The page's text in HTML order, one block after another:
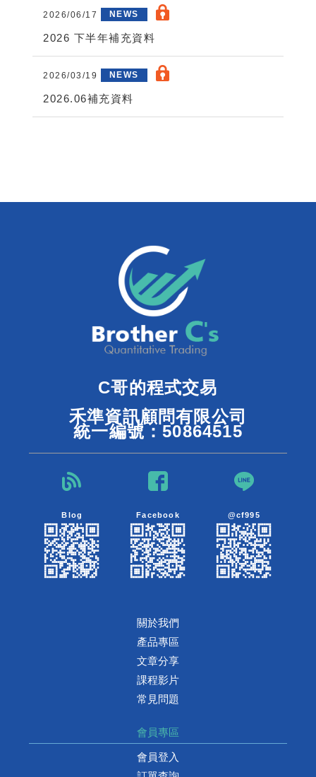
2026/06/17 NEWS
2026 下半年補充資料
2026/03/19 NEWS
2026.06補充資料
C哥的程式交易
禾準資訊顧問有限公司
統一編號：50864515
Blog Facebook @cf995
關於我們
產品專區
文章分享
課程影片
常見問題
會員專區
會員登入